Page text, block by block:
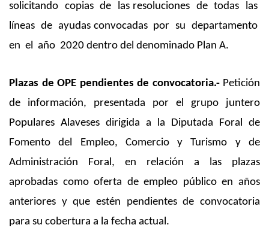
solicitando copias de las resoluciones de todas las
líneas de ayudas convocadas por su departamento
en el año 2020 dentro del denominado Plan A.
Plazas de OPE pendientes de convocatoria.- Petición
de información, presentada por el grupo juntero
Populares Alaveses dirigida a la Diputada Foral de
Fomento del Empleo, Comercio y Turismo y de
Administración Foral, en relación a las plazas
aprobadas como oferta de empleo público en años
anteriores y que estén pendientes de convocatoria
para su cobertura a la fecha actual.